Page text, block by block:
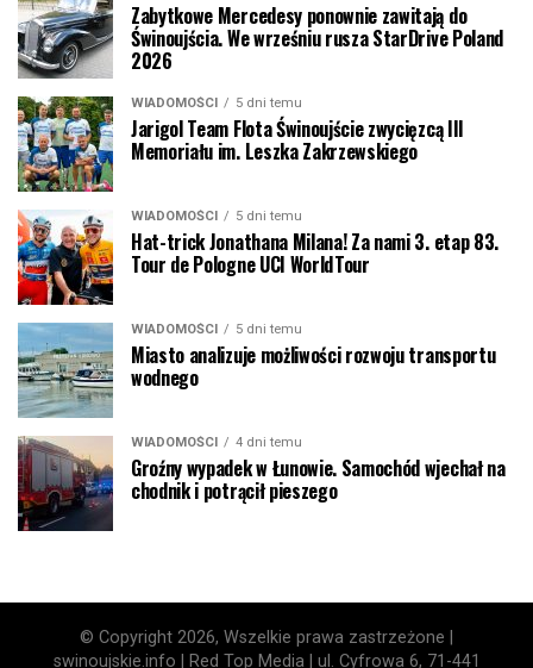
Zabytkowe Mercedesy ponownie zawitają do
Świnoujścia. We wrześniu rusza StarDrive Poland
2026
WIADOMOŚCI 5 dni temu
Jarigol Team Flota Świnoujście zwycięzcą III
Memoriału im. Leszka Zakrzewskiego
WIADOMOŚCI 5 dni temu
Hat-trick Jonathana Milana! Za nami 3. etap 83.
Tour de Pologne UCI WorldTour
WIADOMOŚCI 5 dni temu
Miasto analizuje możliwości rozwoju transportu
wodnego
WIADOMOŚCI 4 dni temu
Groźny wypadek w Łunowie. Samochód wjechał na
chodnik i potrącił pieszego
© Copyright 2026, Wszelkie prawa zastrzeżone |
swinoujskie.info | Red Top Media | ul. Cyfrowa 6, 71-441